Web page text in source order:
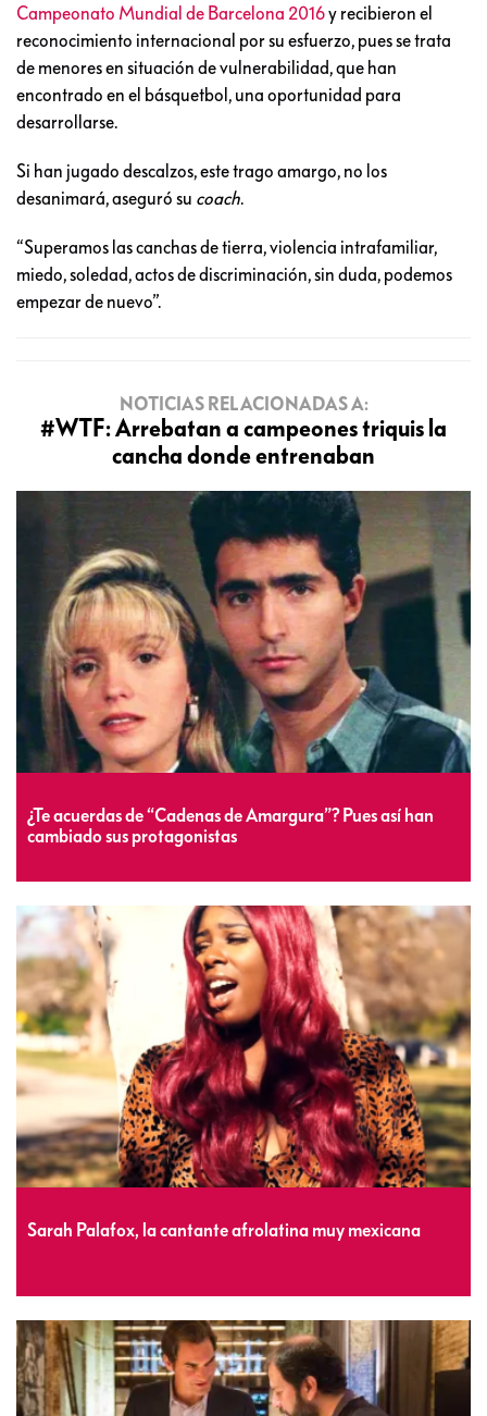
Campeonato Mundial de Barcelona 2016y recibieron el
reconocimiento internacional por su esfuerzo, pues se trata
de menores en situación de vulnerabilidad, que han
encontrado en el básquetbol, una oportunidad para
desarrollarse.
Si han jugado descalzos, este trago amargo, no los
desanimará, aseguró su coach.
“Superamos las canchas de tierra, violencia intrafamiliar,
miedo, soledad, actos de discriminación, sin duda, podemos
empezar de nuevo”.
NOTICIAS RELACIONADAS A:
#WTF: Arrebatan a campeones triquis la
cancha donde entrenaban
¿Te acuerdas de “Cadenas de Amargura”? Pues así han
cambiado sus protagonistas
Sarah Palafox, la cantante afrolatina muy mexicana